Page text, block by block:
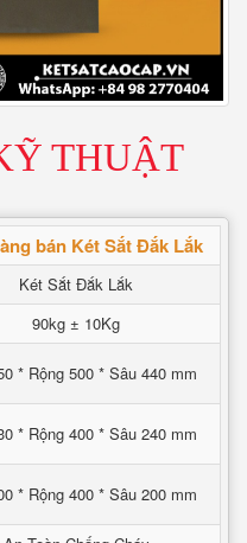
THUẬT
bán Két Sắt Đắk Lắk
Két Sắt Đắk Lắk
90kg ± 10Kg
* Rộng 500 * Sâu 440 mm
* Rộng 400 * Sâu 240 mm
* Rộng 400 * Sâu 200 mm